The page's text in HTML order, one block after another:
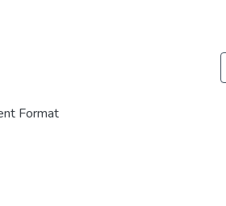
Format